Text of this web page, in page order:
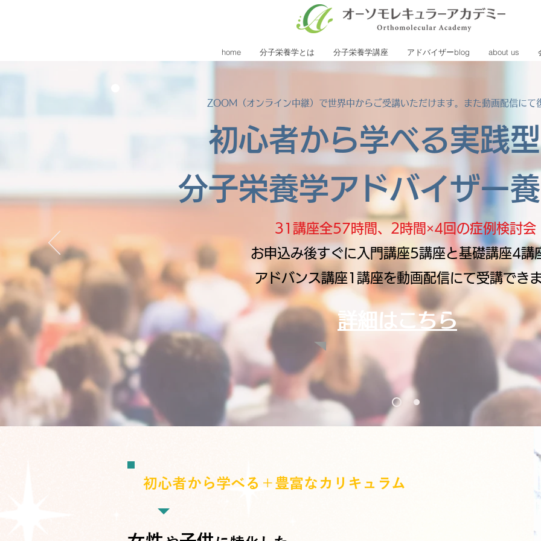
home 分子栄養学とは 分子栄養学講座 アドバイザーblog about us
ZOOM（オンライン中継）で世界中からご受講いただけます。また動画配信にて
初心者から学べる実践
分子栄養学アドバイザー
31講座全57時間、2時間×4回の症例検討会
お申込み後すぐに入門講座5講座と基礎講座4講
アドバンス講座1講座を動画配信にて受講でき
詳細はこちら
初心者から学べる＋豊富なカリキュラム